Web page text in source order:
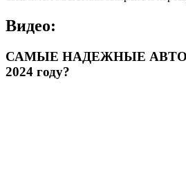
Видео:
САМЫЕ НАДЕЖНЫЕ АВТО
2024 году?